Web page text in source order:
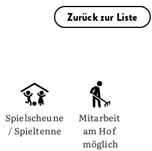
Zurück zur Liste
Spielscheune
/ Spieltenne
Mitarbeit
am Hof
möglich